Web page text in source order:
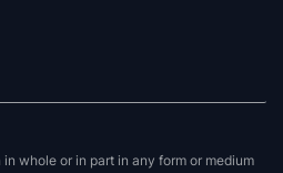
whole or in part in any form or medium